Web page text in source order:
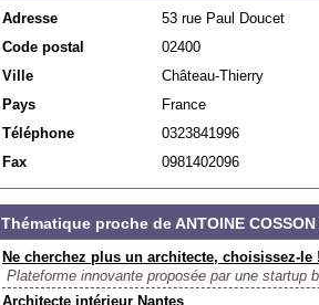
Adresse
53 rue Paul Doucet
Code postal
02400
Ville
Château-Thierry
Pays
France
Téléphone
0323841996
Fax
0981402096
Thématique proche de ANTOINE COSSON
Ne cherchez plus un architecte, choisissez-le !
Plateforme innovante proposée par une startup
Architecte intérieur Nantes